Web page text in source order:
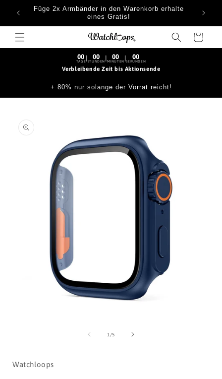
zum
Füge 2x Armbänder in den Warenkorb erhalte
eines Gratis!
Warenkorb
00
TAGE| 00
STUNDEN | 00
MINUTEN | 00
SEKUNDEN
Verbleibende Zeit bis Aktionsende
+ 80% nur solange der Vorrat reicht!
1 /von
5
Watchloops